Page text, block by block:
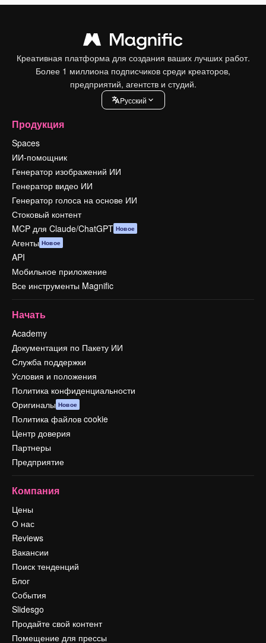
Креативная платформа для создания ваших лучших работ.
Более 1 миллиона подписчиков среди креаторов,
предприятий, агентств и студий.
Pусский
Продукция
Spaces
ИИ-помощник
Генератор изображений ИИ
Генератор видео ИИ
Генератор голоса на основе ИИ
Стоковый контент
MCP для Claude/ChatGPT Новое
Агенты Новое
API
Мобильное приложение
Все инструменты Magnific
Начать
Academy
Документация по Пакету ИИ
Служба поддержки
Условия и положения
Политика конфиденциальности
Оригиналы Новое
Политика файлов cookie
Центр доверия
Партнеры
Предприятие
Компания
Цены
О нас
Reviews
Вакансии
Поиск тенденций
Блог
События
Slidesgo
Продайте свой контент
Помещение для прессы